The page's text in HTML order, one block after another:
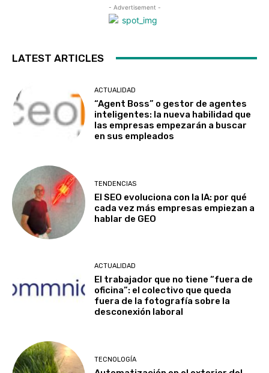
- Advertisement -
LATEST ARTICLES
ACTUALIDAD
“Agent Boss” o gestor de agentes
inteligentes: la nueva habilidad que
las empresas empezarán a buscar
en sus empleados
TENDENCIAS
El SEO evoluciona con la IA: por qué
cada vez más empresas empiezan a
hablar de GEO
ACTUALIDAD
El trabajador que no tiene “fuera de
oficina”: el colectivo que queda
fuera de la fotografía sobre la
desconexión laboral
TECNOLOGÍA